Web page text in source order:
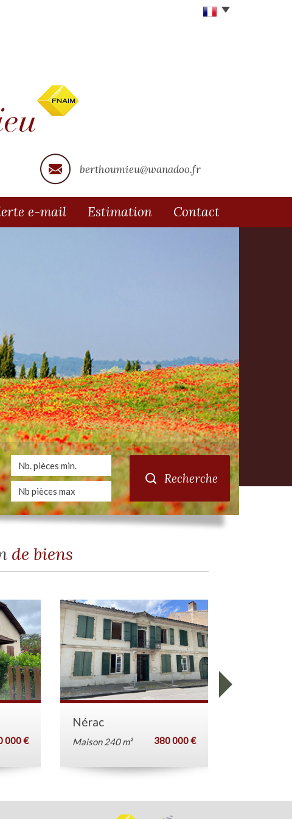
berthoumieu@wanadoo.fr
e-mail Estimation Contact
Recherche
de biens
000 €
Nérac
Maison 240 m² 380 000 €